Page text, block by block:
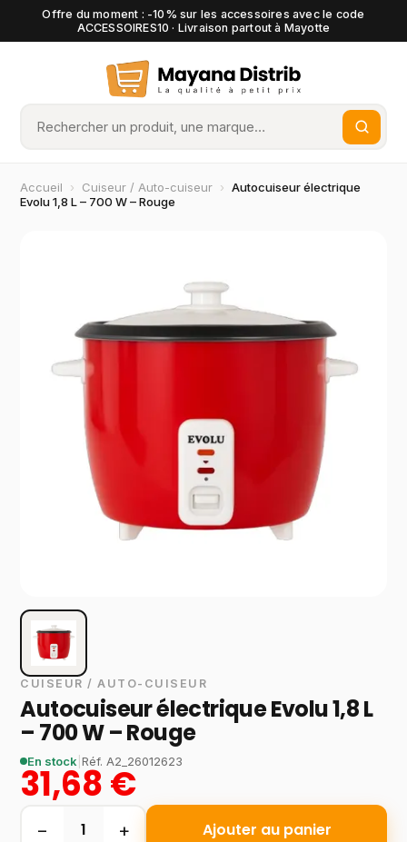
Offre du moment : -10% sur les accessoires avec le code
ACCESSOIRES10 · Livraison partout à Mayotte
Accueil › Cuiseur / Auto-cuiseur › Autocuiseur électrique
Evolu 1,8 L – 700 W – Rouge
CUISEUR / AUTO-CUISEUR
Autocuiseur électrique Evolu 1,8 L
– 700 W – Rouge
En stock |Réf.A2_26012623
31,68 €
− 1 + Ajouter au panier